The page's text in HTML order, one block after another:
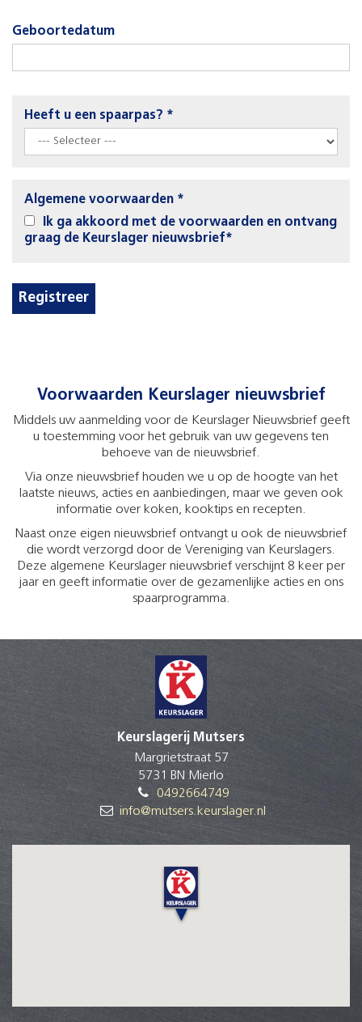
Geboortedatum
Heeft u een spaarpas? *
Algemene voorwaarden *
Ik ga akkoord met de voorwaarden en ontvang
graag de Keurslager nieuwsbrief*
Registreer
Voorwaarden Keurslager nieuwsbrief
Middels uw aanmelding voor de Keurslager Nieuwsbrief geeft
u toestemming voor het gebruik van uw gegevens ten
behoeve van de nieuwsbrief.
Via onze nieuwsbrief houden we u op de hoogte van het
laatste nieuws, acties en aanbiedingen, maar we geven ook
informatie over koken, kooktips en recepten.
Naast onze eigen nieuwsbrief ontvangt u ook de nieuwsbrief
die wordt verzorgd door de Vereniging van Keurslagers.
Deze algemene Keurslager nieuwsbrief verschijnt 8 keer per
jaar en geeft informatie over de gezamenlijke acties en ons
spaarprogramma.
Keurslagerij Mutsers
Margrietstraat 57
5731 BN Mierlo
0492664749
info@mutsers.keurslager.nl